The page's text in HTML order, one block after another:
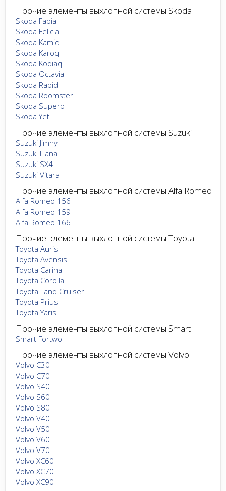
Прочие элементы выхлопной системы Skoda
Skoda Fabia
Skoda Felicia
Skoda Kamiq
Skoda Karoq
Skoda Kodiaq
Skoda Octavia
Skoda Rapid
Skoda Roomster
Skoda Superb
Skoda Yeti
Прочие элементы выхлопной системы Suzuki
Suzuki Jimny
Suzuki Liana
Suzuki SX4
Suzuki Vitara
Прочие элементы выхлопной системы Alfa Romeo
Alfa Romeo 156
Alfa Romeo 159
Alfa Romeo 166
Прочие элементы выхлопной системы Toyota
Toyota Auris
Toyota Avensis
Toyota Carina
Toyota Corolla
Toyota Land Cruiser
Toyota Prius
Toyota Yaris
Прочие элементы выхлопной системы Smart
Smart Fortwo
Прочие элементы выхлопной системы Volvo
Volvo C30
Volvo C70
Volvo S40
Volvo S60
Volvo S80
Volvo V40
Volvo V50
Volvo V60
Volvo V70
Volvo XC60
Volvo XC70
Volvo XC90